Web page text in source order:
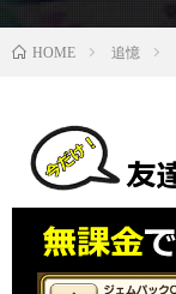
HOME 追憶